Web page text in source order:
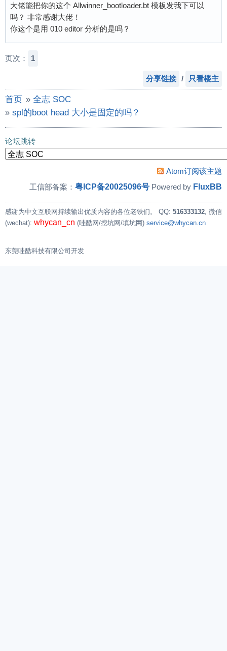
大佬能把你的这个 Allwinner_bootloader.bt 模板发我下可以
吗？ 非常感谢大佬！
你这个是用 010 editor 分析的是吗？
页次： 1
分享链接 / 只看楼主
首页 » 全志 SOC
» spl的boot head 大小是固定的吗？
论坛跳转
Atom订阅该主题
工信部备案： 粤ICP备20025096号 Powered by FluxBB
感谢为中文互联网持续输出优质内容的各位老铁们。 QQ: 516333132 , 微信
(wechat): whycan_cn (哇酷网/挖坑网/填坑网) service@whycan.cn
东莞哇酷科技有限公司开发